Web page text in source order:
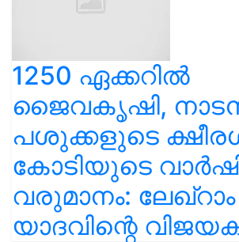
1250 ഏക്കറിൽ
ജൈവകൃഷി,
പശുക്കളുടെ
കോടിയുടെ
വരുമാനം: ലേഖ്‌റാം
യാദവിന്റെ